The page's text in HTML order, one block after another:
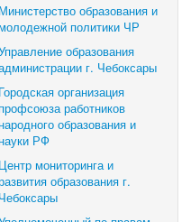
Министерство образования и
молодежной политики ЧР
образования
г. Чебоксары
Городская организация
профсоюза работников
народного образования и
науки РФ
Центр мониторинга и
образования г.
Чебоксары